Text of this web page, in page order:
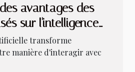
avantages des
sur l'intelligence
transforme
manière d'interagir avec